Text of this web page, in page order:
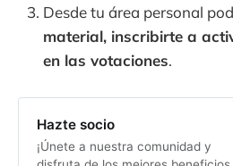
Desde tu área personal
material, inscribirte a
en las votaciones.
Hazte socio
¡Únete a nuestra comunidad y